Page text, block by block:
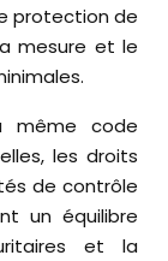
protection de
mesure et le
même code
les droits
de contrôle
un équilibre
et la